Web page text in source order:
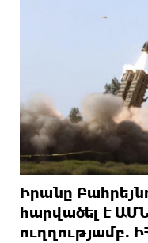
Իրանը
hարվածել է
ուղղությամբ.